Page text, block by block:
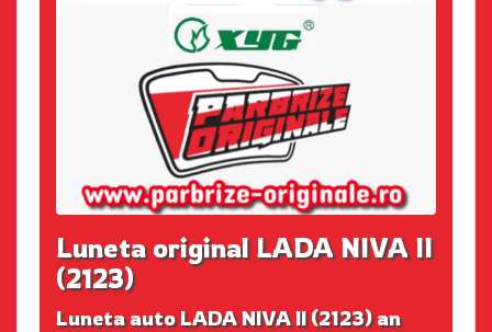
Luneta original LADA NIVA II
(2123)
Luneta auto LADA NIVA II (2123) an